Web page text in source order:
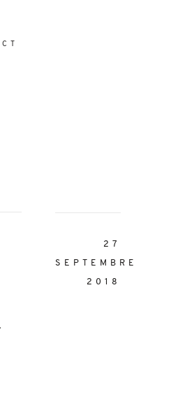
27
SEPTEMBRE
2018